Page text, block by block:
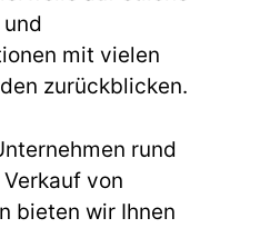
mit vielen
zurückblicken.
rund
von
bieten wir Ihnen